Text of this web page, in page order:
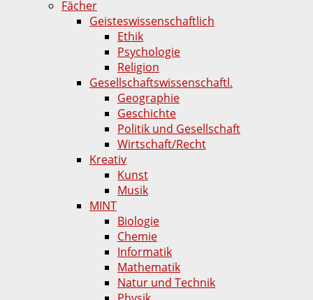
Fächer
Geisteswissenschaftlich
Ethik
Psychologie
Religion
Gesellschaftswissenschaftl.
Geographie
Geschichte
Politik und Gesellschaft
Wirtschaft/Recht
Kreativ
Kunst
Musik
MINT
Biologie
Chemie
Informatik
Mathematik
Natur und Technik